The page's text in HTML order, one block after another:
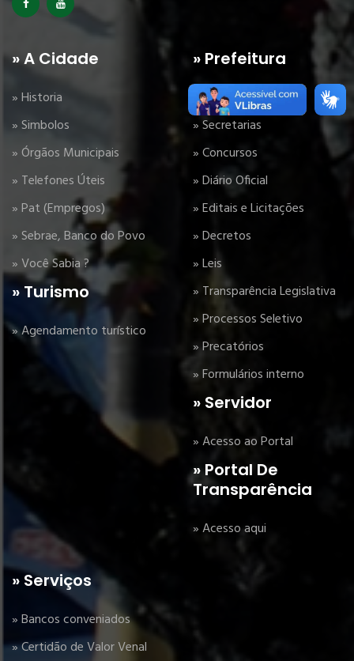
» A Cidade
» Historia
» Simbolos
» Órgãos Municipais
» Telefones Úteis
» Pat (Empregos)
» Sebrae, Banco do Povo
» Você Sabia ?
» Turismo
» Agendamento turístico
» Prefeitura
» Gabinete
» Secretarias
» Concursos
» Diário Oficial
» Editais e Licitações
» Decretos
» Leis
» Transparência Legislativa
» Processos Seletivo
» Precatórios
» Formulários interno
» Servidor
» Acesso ao Portal
» Portal De
Transparência
» Acesso aqui
» Serviços
» Bancos conveniados
» Certidão de Valor Venal